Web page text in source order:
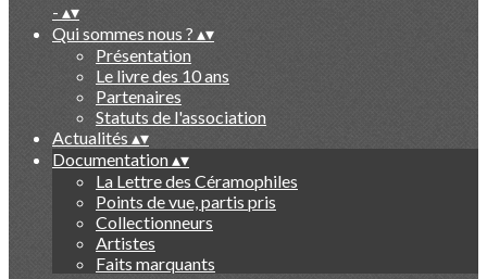
- ▴▾
Qui sommes nous ? ▴▾
Présentation
Le livre des 10 ans
Partenaires
Statuts de l'association
Actualités ▴▾
Documentation▴▾
La Lettre des Céramophiles
Points de vue, partis pris
Collectionneurs
Artistes
Faits marquants